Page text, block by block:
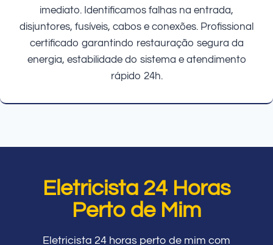
imediato. Identificamos falhas na entrada,
disjuntores, fusíveis, cabos e conexões. Profissional
certificado garantindo restauração segura da
energia, estabilidade do sistema e atendimento
rápido 24h.
Eletricista 24 Horas
Perto de Mim
Eletricista 24 horas perto de mim com